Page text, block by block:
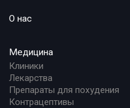
О нас
Медицина
Клиники
Лекарства
Препараты для похудения
Контрацептивы